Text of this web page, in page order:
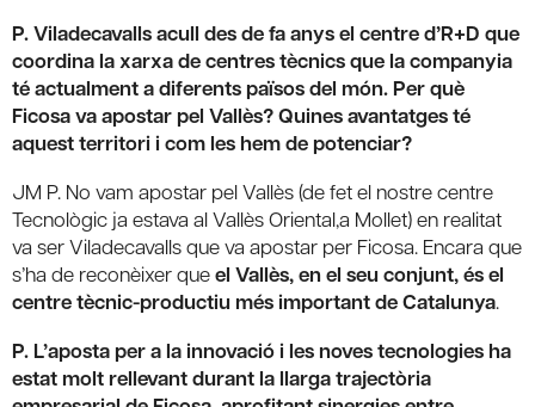
P. Viladecavalls acull des de fa anys el centre d’R+D que
coordina la xarxa de centres tècnics que la companyia
té actualment a diferents països del món. Per què
Ficosa va apostar pel Vallès? Quines avantatges té
aquest territori i com les hem de potenciar?
JM P. No vam apostar pel Vallès (de fet el nostre centre
Tecnològic ja estava al Vallès Oriental,a Mollet) en realitat
va ser Viladecavalls que va apostar per Ficosa. Encara que
s’ha de reconèixer queel Vallès, en el seu conjunt, és el
centre tècnic-productiu més important de Catalunya.
P. L’aposta per a la innovació i les noves tecnologies ha
estat molt rellevant durant la llarga trajectòria